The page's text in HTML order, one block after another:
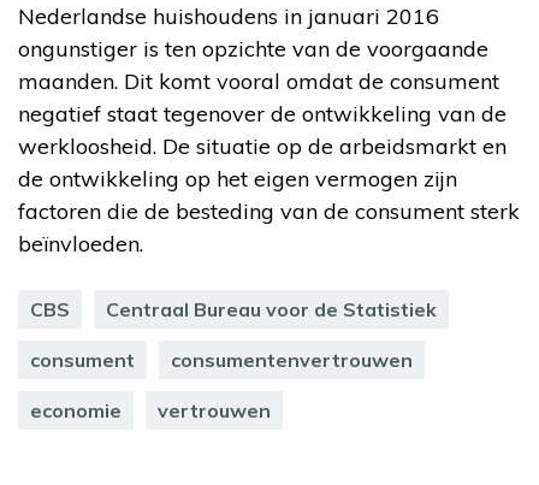
Nederlandse huishoudens in januari 2016
ongunstiger is ten opzichte van de voorgaande
maanden. Dit komt vooral omdat de consument
negatief staat tegenover de ontwikkeling van de
werkloosheid. De situatie op de arbeidsmarkt en
de ontwikkeling op het eigen vermogen zijn
factoren die de besteding van de consument sterk
beïnvloeden.
CBS Centraal Bureau voor de Statistiek
consument consumentenvertrouwen
economie vertrouwen